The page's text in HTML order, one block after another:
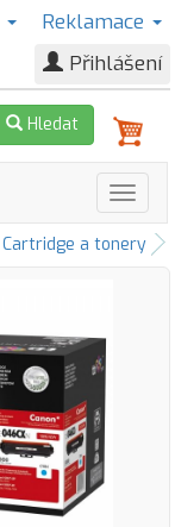
Reklamace
Přihlášení
Hledat
Cartridge a tonery